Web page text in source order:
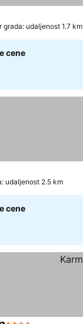
cene
grada: udaljenost 1.7 km
cene
udaljenost 2.5 km
cene